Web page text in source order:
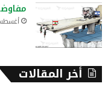
أغسطس 8,
أخر المقالات